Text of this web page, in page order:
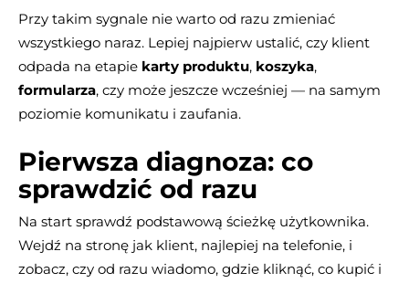
Przy takim sygnale nie warto od razu zmieniać
wszystkiego naraz. Lepiej najpierw ustalić, czy klient
odpada na etapie karty produktu, koszyka,
formularza, czy może jeszcze wcześniej — na samym
poziomie komunikatu i zaufania.
Pierwsza diagnoza: co
sprawdzić od razu
Na start sprawdź podstawową ścieżkę użytkownika.
Wejdź na stronę jak klient, najlepiej na telefonie, i
zobacz, czy od razu wiadomo, gdzie kliknąć, co kupić i